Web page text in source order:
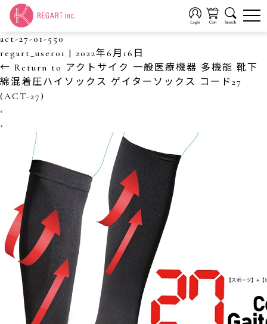
act-27-01-550
regart_user01 | 2022年6月16日
← Return to アクトサイク 一般医療機器 多機能 靴下
綿混着圧ハイソックス ゲイターソックス コード27
(ACT-27)
‹
›